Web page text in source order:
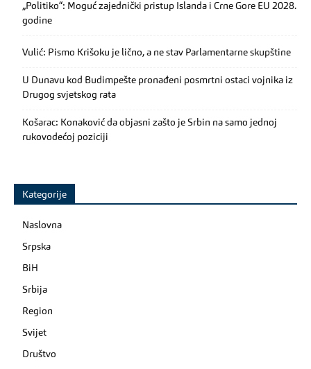
„Politiko“: Moguć zajednički pristup Islanda i Crne Gore EU 2028.
godine
Vulić: Pismo Krišoku je lično, a ne stav Parlamentarne skupštine
U Dunavu kod Budimpešte pronađeni posmrtni ostaci vojnika iz
Drugog svjetskog rata
Košarac: Konaković da objasni zašto je Srbin na samo jednoj
rukovodećoj poziciji
Kategorije
Naslovna
Srpska
BiH
Srbija
Region
Svijet
Društvo